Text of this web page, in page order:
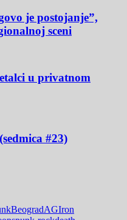
je postojanje”,
sceni
u privatnom
#23)
BeogradAGIron